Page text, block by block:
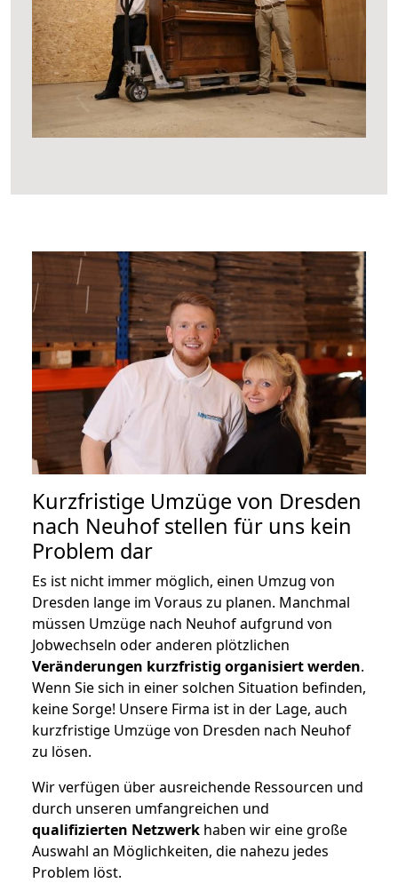
Kurzfristige Umzüge von Dresden
nach Neuhof stellen für uns kein
Problem dar
Es ist nicht immer möglich, einen Umzug von
Dresden lange im Voraus zu planen. Manchmal
müssen Umzüge nach Neuhof aufgrund von
Jobwechseln oder anderen plötzlichen
Veränderungen kurzfristig organisiert werden.
Wenn Sie sich in einer solchen Situation befinden,
keine Sorge! Unsere Firma ist in der Lage, auch
kurzfristige Umzüge von Dresden nach Neuhof
zu lösen.
Wir verfügen über ausreichende Ressourcen und
durch unseren umfangreichen und
qualifizierten Netzwerk haben wir eine große
Auswahl an Möglichkeiten, die nahezu jedes
Problem löst.